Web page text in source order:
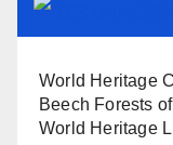
World Heritage
Beech Forests
World Heritage